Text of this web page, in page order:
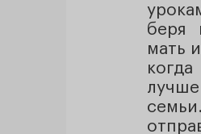
беря
мать